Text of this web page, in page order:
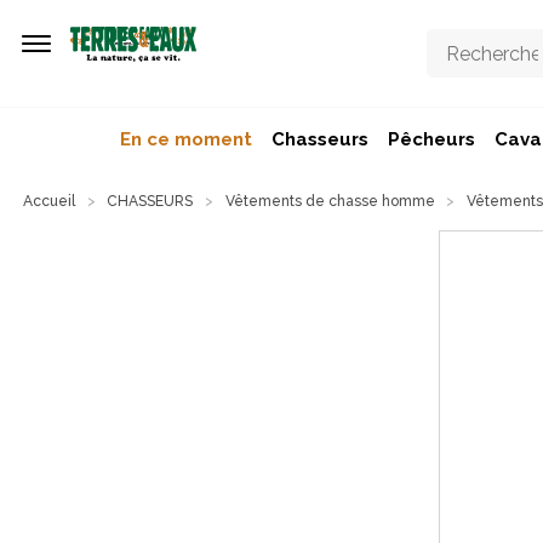
En ce moment Chasseurs Pêcheurs
Accueil CHASSEURS Vêtements de chasse homme